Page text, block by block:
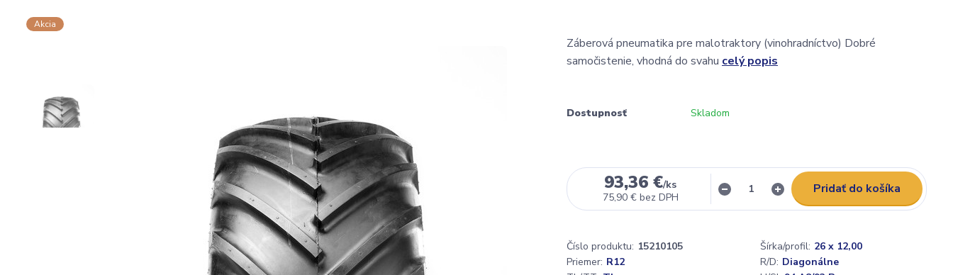
Akcia
Záberová pneumatika pre malotraktory (vinohradníctvo) Dobré
samočistenie, vhodná do svahu celý popis
Dostupnosť Skladom
93,36 €/ks
75,90 € bez DPH
Pridať do košíka
Číslo produktu: 15210105 Šírka/profil: 26 x 12,00
Priemer: R12 R/D: Diagonálne